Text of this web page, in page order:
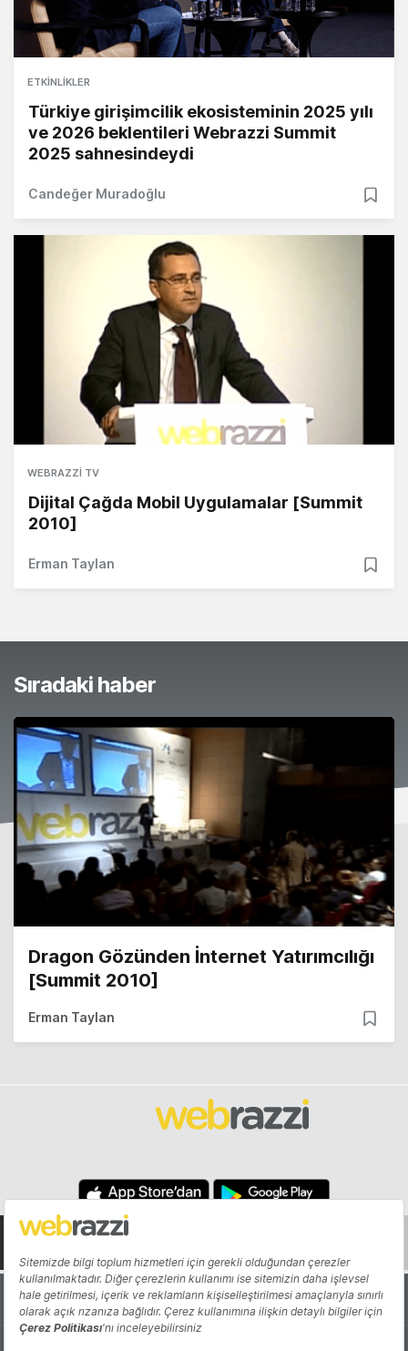
ETKINLIKLER
Türkiye girişimcilik ekosisteminin 2025 yılı
ve 2026 beklentileri Webrazzi Summit
2025 sahnesindeydi
Candeğer Muradoğlu
WEBRAZZI TV
Dijital Çağda Mobil Uygulamalar [Summit
2010]
Erman Taylan
Sıradaki haber
Dragon Gözünden İnternet Yatırımcılığı
[Summit 2010]
Erman Taylan
Hakkında Yazarlar